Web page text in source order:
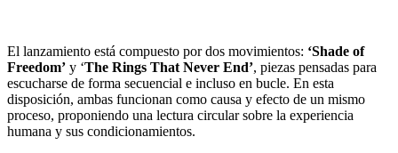
El lanzamiento está compuesto por dos movimientos: ‘Shade of
Freedom’ y ‘The Rings That Never End’, piezas pensadas para
escucharse de forma secuencial e incluso en bucle. En esta
disposición, ambas funcionan como causa y efecto de un mismo
proceso, proponiendo una lectura circular sobre la experiencia
humana y sus condicionamientos.